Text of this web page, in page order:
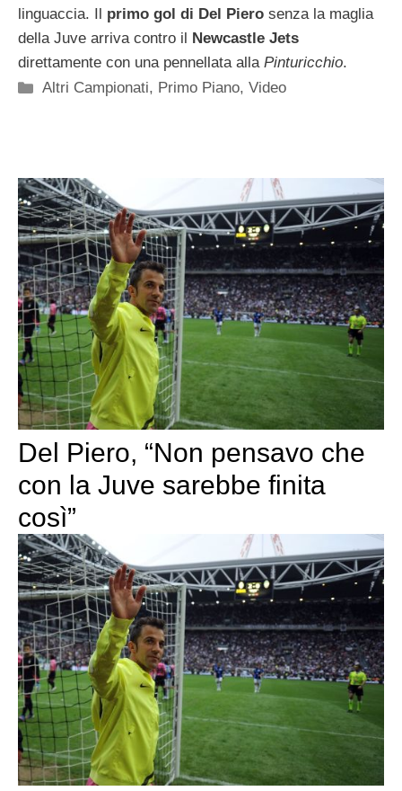
linguaccia. Il primo gol di Del Piero senza la maglia
della Juve arriva contro il
Newcastle Jets
direttamente con una pennellata alla Pinturicchio.
Categorie
Altri Campionati, Primo Piano,Video
Del Piero, “Non pensavo che
con la Juve sarebbe finita
così”